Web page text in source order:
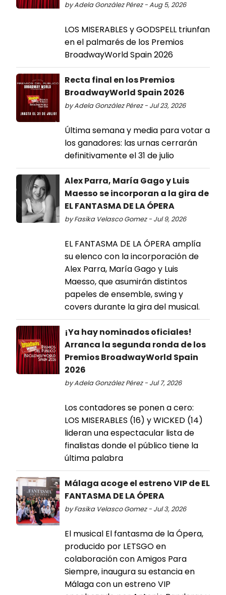
by Adela González Pérez - Aug 5, 2026
LOS MISERABLES y GODSPELL triunfan
en el palmarés de los Premios
BroadwayWorld Spain 2026
Recta final en los Premios
BroadwayWorld Spain 2026
by Adela González Pérez - Jul 23, 2026
Última semana y media para votar a
los ganadores: las urnas cerrarán
definitivamente el 31 de julio
Alex Parra, María Gago y Luis
Maesso se incorporan a la gira de
EL FANTASMA DE LA ÓPERA
by Fasika Velasco Gomez - Jul 9, 2026
EL FANTASMA DE LA ÓPERA amplía
su elenco con la incorporación de
Alex Parra, María Gago y Luis
Maesso, que asumirán distintos
papeles de ensemble, swing y
covers durante la gira del musical.
¡Ya hay nominados oficiales!
Arranca la segunda ronda de los
Premios BroadwayWorld Spain
2026
by Adela González Pérez - Jul 7, 2026
Los contadores se ponen a cero:
LOS MISERABLES (16) y WICKED (14)
lideran una espectacular lista de
finalistas donde el público tiene la
última palabra
Málaga acoge el estreno VIP de EL
FANTASMA DE LA ÓPERA
by Fasika Velasco Gomez - Jul 3, 2026
El musical El fantasma de la Ópera,
producido por LETSGO en
colaboración con Amigos Para
Siempre, inaugura su estancia en
Málaga con un estreno VIP